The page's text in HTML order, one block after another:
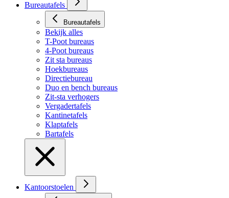
Bureautafels
Bureautafels
Bekijk alles
T-Poot bureaus
4-Poot bureaus
Zit sta bureaus
Hoekbureaus
Directiebureau
Duo en bench bureaus
Zit-sta verhogers
Vergadertafels
Kantinetafels
Klaptafels
Bartafels
Kantoorstoelen